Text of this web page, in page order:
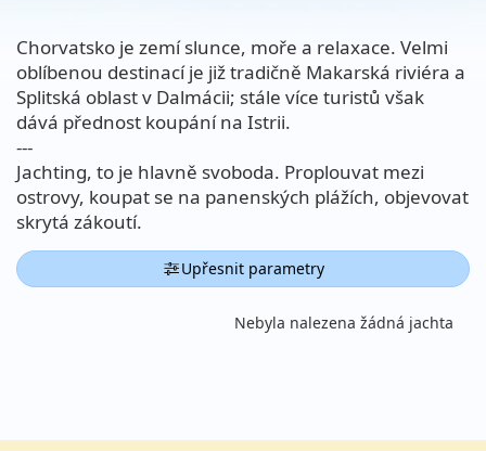
Chorvatsko je zemí slunce, moře a relaxace. Velmi
oblíbenou destinací je již tradičně Makarská riviéra a
Splitská oblast v Dalmácii; stále více turistů však
dává přednost koupání na Istrii.
---
Jachting, to je hlavně svoboda. Proplouvat mezi
ostrovy, koupat se na panenských plážích, objevovat
skrytá zákoutí.
Upřesnit parametry
Nebyla nalezena žádná jachta